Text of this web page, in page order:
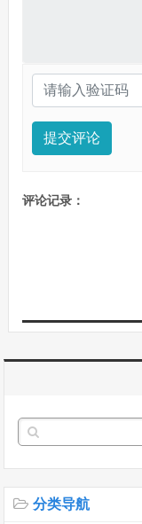
提交评论
评论记录：
分类导航